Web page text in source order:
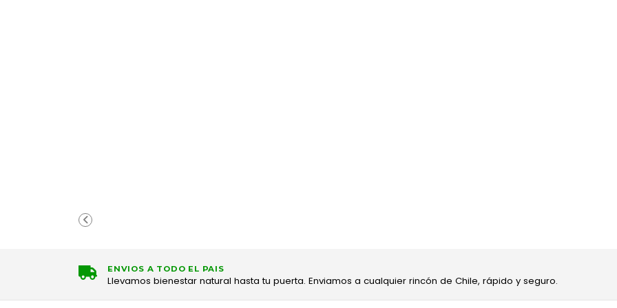
ENVIOS A TODO EL PAIS
Llevamos bienestar natural hasta tu puerta. Enviamos a cualquier rincón de Chile, rápido y seguro.